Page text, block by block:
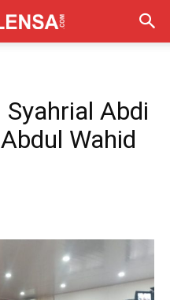
Abdi
Wahid